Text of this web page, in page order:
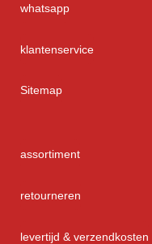
whatsapp
klantenservice
Sitemap
assortiment
retourneren
levertijd & verzendkosten